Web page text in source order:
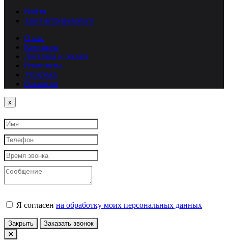
Войти
Зарегистрироваться
О нас
Контакты
Доставка и оплата
Реквизиты
Упаковка
Вакансии
x
Я согласен на обработку моих персональных данных
Закрыть Заказать звонок